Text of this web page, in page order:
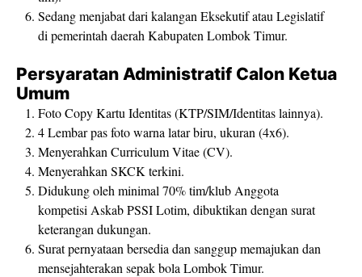
Sedang menjabat dari kalangan Eksekutif atau Legislatif
di pemerintah daerah Kabupaten Lombok Timur.
Persyaratan Administratif Calon Ketua
Umum
Foto Copy Kartu Identitas (KTP/SIM/Identitas lainnya).
4 Lembar pas foto warna latar biru, ukuran (4x6).
Menyerahkan Curriculum Vitae (CV).
Menyerahkan SKCK terkini.
Didukung oleh minimal 70% tim/klub Anggota
kompetisi Askab PSSI Lotim, dibuktikan dengan surat
keterangan dukungan.
Surat pernyataan bersedia dan sanggup memajukan dan
mensejahterakan sepak bola Lombok Timur.